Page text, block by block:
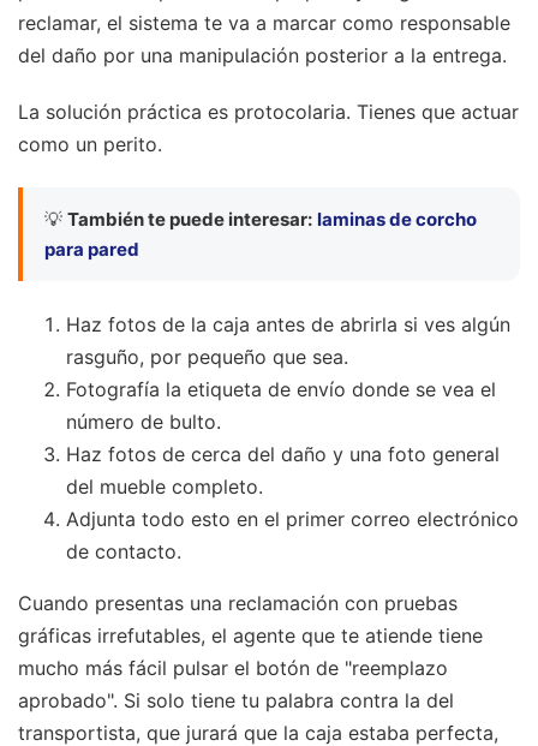
reclamar, el sistema te va a marcar como responsable
del daño por una manipulación posterior a la entrega.
La solución práctica es protocolaria. Tienes que actuar
como un perito.
💡 También te puede interesar: laminas de corcho
para pared
Haz fotos de la caja antes de abrirla si ves algún
rasguño, por pequeño que sea.
Fotografía la etiqueta de envío donde se vea el
número de bulto.
Haz fotos de cerca del daño y una foto general
del mueble completo.
Adjunta todo esto en el primer correo electrónico
de contacto.
Cuando presentas una reclamación con pruebas
gráficas irrefutables, el agente que te atiende tiene
mucho más fácil pulsar el botón de "reemplazo
aprobado". Si solo tiene tu palabra contra la del
transportista, que jurará que la caja estaba perfecta,